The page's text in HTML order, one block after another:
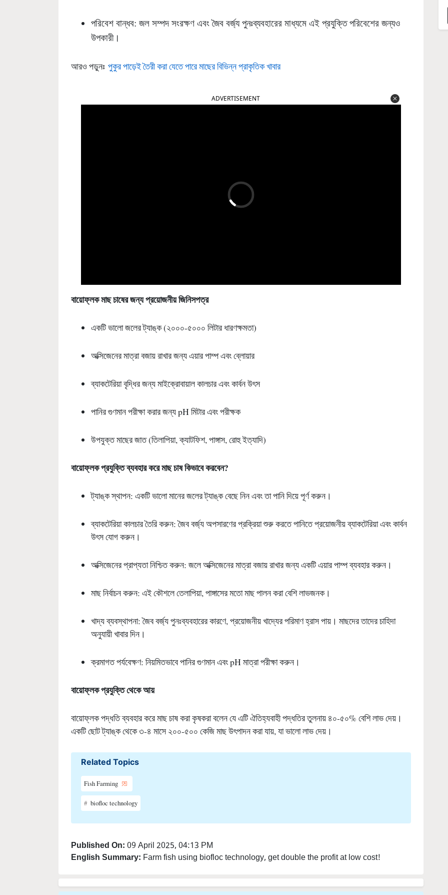
পরিবেশ বান্ধব: জল সম্পদ সংরক্ষণ এবং জৈব বর্জ্য পুনঃব্যবহারের মাধ্যমে এই প্রযুক্তি পরিবেশের জন্যও
উপকারী।
আরও পড়ুনঃ পুকুর পাড়েই তৈরী করা যেতে পারে মাছের বিভিন্ন প্রাকৃতিক খাবার
বায়োফ্লক মাছ চাষের জন্য প্রয়োজনীয় জিনিসপত্র
একটি ভালো জলের ট্যাঙ্ক (২০০০-৫০০০ লিটার ধারণক্ষমতা)
অক্সিজেনের মাত্রা বজায় রাখার জন্য এয়ার পাম্প এবং ব্লোয়ার
ব্যাকটেরিয়া বৃদ্ধির জন্য মাইক্রোবায়াল কালচার এবং কার্বন উৎস
পানির গুণমান পরীক্ষা করার জন্য pH মিটার এবং পরীক্ষক
উপযুক্ত মাছের জাত (তিলাপিয়া, ক্যাটফিশ, পাঙ্গাস, রোহু ইত্যাদি)
বায়োফ্লক প্রযুক্তি ব্যবহার করে মাছ চাষ কিভাবে করবেন?
ট্যাঙ্ক স্থাপন: একটি ভালো মানের জলের ট্যাঙ্ক বেছে নিন এবং তা পানি দিয়ে পূর্ণ করুন।
ব্যাকটেরিয়া কালচার তৈরি করুন: জৈব বর্জ্য অপসারণের প্রক্রিয়া শুরু করতে পানিতে প্রয়োজনীয় ব্যাকটেরিয়া এবং কার্বন
উৎস যোগ করুন।
অক্সিজেনের প্রাপ্যতা নিশ্চিত করুন: জলে অক্সিজেনের মাত্রা বজায় রাখার জন্য একটি এয়ার পাম্প ব্যবহার করুন।
মাছ নির্বাচন করুন: এই কৌশলে তেলাপিয়া, পাঙ্গাসের মতো মাছ পালন করা বেশি লাভজনক।
খাদ্য ব্যবস্থাপনা: জৈব বর্জ্য পুনঃব্যবহারের কারণে, প্রয়োজনীয় খাদ্যের পরিমাণ হ্রাস পায়। মাছদের তাদের চাহিদা
অনুযায়ী খাবার দিন।
ক্রমাগত পর্যবেক্ষণ: নিয়মিতভাবে পানির গুণমান এবং pH মাত্রা পরীক্ষা করুন।
বায়োফ্লক প্রযুক্তি থেকে আয়
বায়োফ্লক পদ্ধতি ব্যবহার করে মাছ চাষ করা কৃষকরা বলেন যে এটি ঐতিহ্যবাহী পদ্ধতির তুলনায় ৪০-৫০% বেশি লাভ দেয়।
একটি ছোট ট্যাঙ্ক থেকে ৩-৪ মাসে ২০০-৫০০ কেজি মাছ উৎপাদন করা যায়, যা ভালো লাভ দেয়।
Related Topics
Fish Farming
biofloc technology
Published On: 09 April 2025, 04:13 PM
English Summary: Farm fish using biofloc technology, get double the profit at low cost!